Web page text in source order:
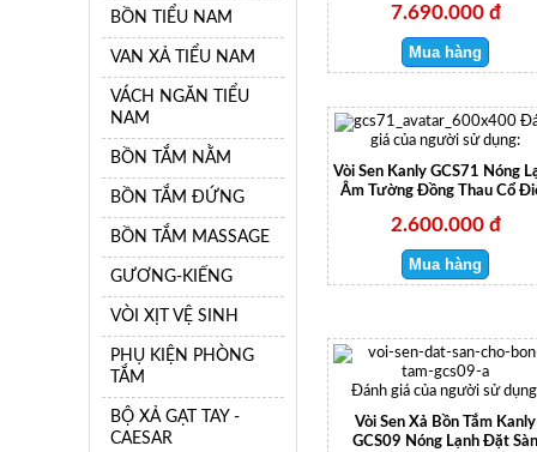
BỒN TIỂU NAM
VAN XẢ TIỂU NAM
VÁCH NGĂN TIỂU
NAM
BỒN TẮM NẰM
BỒN TẮM ĐỨNG
BỒN TẮM MASSAGE
GƯƠNG-KIẾNG
VÒI XỊT VỆ SINH
PHỤ KIỆN PHÒNG
TẮM
BỘ XẢ GẠT TAY -
CAESAR
7.690.000 đ
giá của người sử dụng:
Vòi Sen Kanly GCS71 Nóng
Âm Tường Đồng Thau Cổ
2.600.000 đ
Đánh giá của người sử
Vòi Sen Xả Bồn Tắm Kanly
GCS09 Nóng Lạnh Đặt